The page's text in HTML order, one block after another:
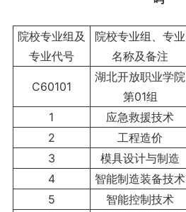
院校专业组及
专业代号
院校专业组、专业
名称及备注
C60101
湖北开放职业学院
第01组
1
应急救援技术
2
工程造价
3
模具设计与制造
4
智能制造装备技术
5
智能控制技术